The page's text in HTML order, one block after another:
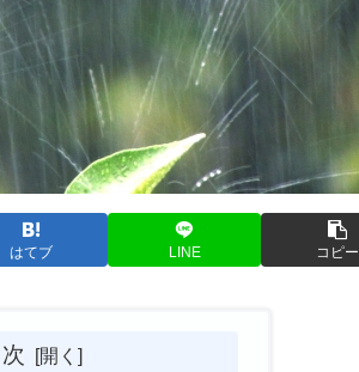
はてブ LINE コピー